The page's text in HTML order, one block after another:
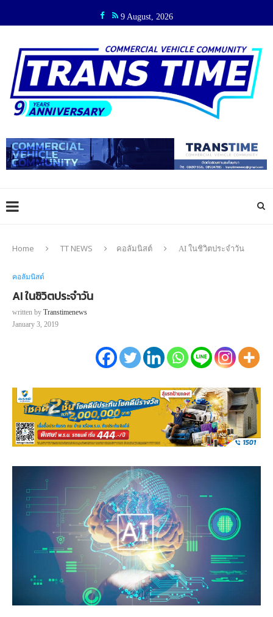
9 August, 2026
Home TT NEWS คอลัมนิสต์ AI ในชิวิตประจำวัน
คอลัมนิสต์
AI ในชิวิตประจำวัน
written by Transtimenews
January 3, 2019